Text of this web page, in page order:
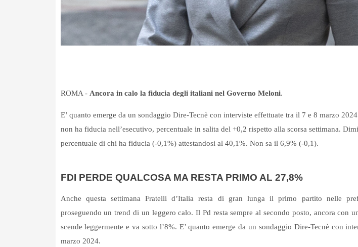
ROMA - Ancora in calo la fiducia degli italiani nel Governo Meloni.
E’ quanto emerge da un sondaggio Dire-Tecnè con interviste effettuate tra il 7 e 8 marzo
non ha fiducia nell’esecutivo, percentuale in salita del +0,2 rispetto alla scorsa settimana.
percentuale di chi ha fiducia (-0,1%) attestandosi al 40,1%. Non sa il 6,9% (-0,1).
FDI PERDE QUALCOSA MA RESTA PRIMO AL 27,8%
Anche questa settimana Fratelli d’Italia resta di gran lunga il primo partito nelle
proseguendo un trend di un leggero calo. Il Pd resta sempre al secondo posto, ancora con
scende leggermente e va sotto l’8%. E’ quanto emerge da un sondaggio Dire-Tecnè con
marzo 2024.